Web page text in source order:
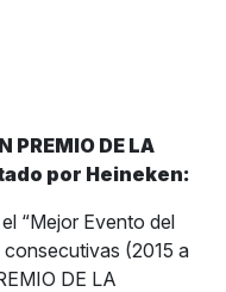
PREMIO DE LA
por Heineken:
“Mejor Evento del
(2015 a
DE LA